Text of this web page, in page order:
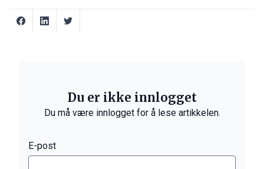
Du er ikke innlogget
Du må være innlogget for å lese artikkelen.
E-post